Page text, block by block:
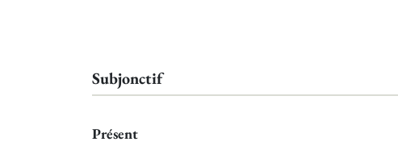
Subjonctif
Présent